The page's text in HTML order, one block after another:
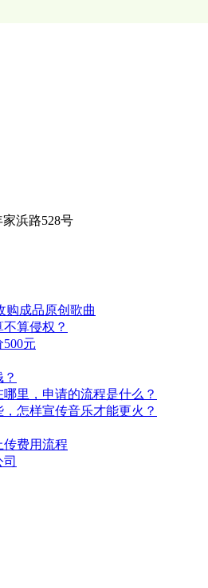
家浜路528号
购成品原创歌曲
算侵权？
元
里，申请的流程是什么？
怎样宣传音乐才能更火？
费用流程